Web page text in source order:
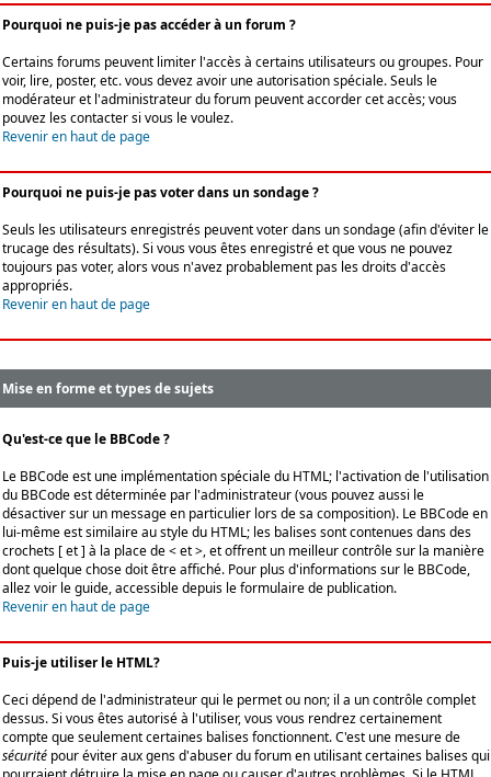
Pourquoi ne puis-je pas accéder à un forum ?
Certains forums peuvent limiter l'accès à certains utilisateurs ou groupes. Pour
voir, lire, poster, etc. vous devez avoir une autorisation spéciale. Seuls le
modérateur et l'administrateur du forum peuvent accorder cet accès; vous
pouvez les contacter si vous le voulez.
Revenir en haut de page
Pourquoi ne puis-je pas voter dans un sondage ?
Seuls les utilisateurs enregistrés peuvent voter dans un sondage (afin d'éviter le
trucage des résultats). Si vous vous êtes enregistré et que vous ne pouvez
toujours pas voter, alors vous n'avez probablement pas les droits d'accès
appropriés.
Revenir en haut de page
Mise en forme et types de sujets
Qu'est-ce que le BBCode ?
Le BBCode est une implémentation spéciale du HTML; l'activation de l'utilisation
du BBCode est déterminée par l'administrateur (vous pouvez aussi le
désactiver sur un message en particulier lors de sa composition). Le BBCode en
lui-même est similaire au style du HTML; les balises sont contenues dans des
crochets [ et ] à la place de < et >, et offrent un meilleur contrôle sur la manière
dont quelque chose doit être affiché. Pour plus d'informations sur le BBCode,
allez voir le guide, accessible depuis le formulaire de publication.
Revenir en haut de page
Puis-je utiliser le HTML?
Ceci dépend de l'administrateur qui le permet ou non; il a un contrôle complet
dessus. Si vous êtes autorisé à l'utiliser, vous vous rendrez certainement
compte que seulement certaines balises fonctionnent. C'est une mesure de
sécurité pour éviter aux gens d'abuser du forum en utilisant certaines balises qui